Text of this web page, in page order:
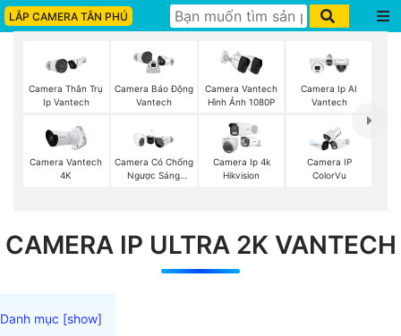
LẮP CAMERA TÂN PHÚ
Camera Thân Trụ
Ip Vantech
Camera Báo Động
Vantech
Camera Vantech
Hình Ảnh 1080P
Camera Ip AI
Vantech
Camera Vantech
4K
Camera Có Chống
Ngược Sáng
Camera Ip 4k
Hikvision
Camera IP
ColorVu
CAMERA IP ULTRA 2K VANTECH